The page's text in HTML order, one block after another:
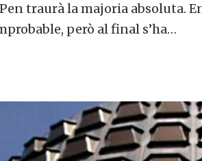
traurà la majoria absoluta.
però al final s’ha…